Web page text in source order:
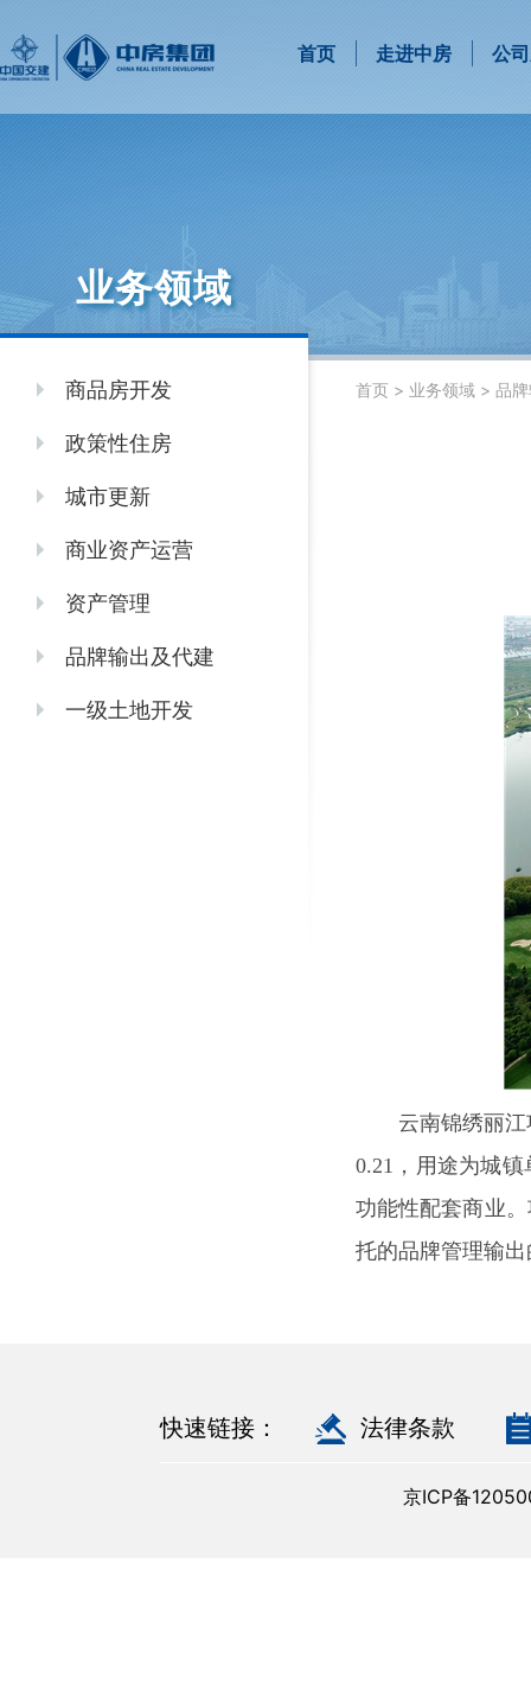
首页 走进中房 公
业务领域
商品房开发
政策性住房
城市更新
商业资产运营
资产管理
品牌输出及代建
一级土地开发
首页 > 业务领域 > 品
云南锦绣丽江项
0.21，用途为城
功能性配套商业
托的品牌管理输
快速链接： 法律条款
京ICP备